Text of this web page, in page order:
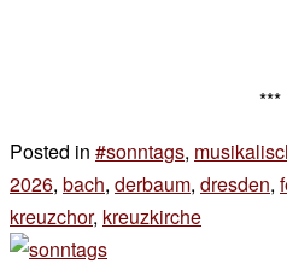
***
Posted in #sonntags,
2026, bach, derbaum, dresden,
kreuzchor, kreuzkirche